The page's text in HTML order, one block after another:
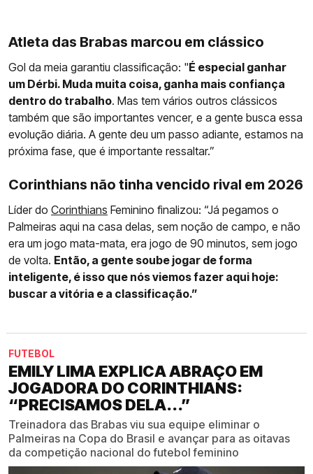
Atleta das Brabas marcou em clássico
Gol da meia garantiu classificação: "É especial ganhar
um Dérbi. Muda muita coisa, ganha mais confiança
dentro do trabalho. Mas tem vários outros clássicos
também que são importantes vencer, e a gente busca essa
evolução diária. A gente deu um passo adiante, estamos na
próxima fase, que é importante ressaltar.”
Corinthians não tinha vencido rival em 2026
Líder do Corinthians Feminino finalizou: “Já pegamos o
Palmeiras aqui na casa delas, sem noção de campo, e não
era um jogo mata-mata, era jogo de 90 minutos, sem jogo
de volta. Então, a gente soube jogar de forma
inteligente, é isso que nós viemos fazer aqui hoje:
buscar a vitória e a classificação.”
FUTEBOL
EMILY LIMA EXPLICA ABRAÇO EM
JOGADORA DO CORINTHIANS:
“PRECISAMOS DELA...”
Treinadora das Brabas viu sua equipe eliminar o
Palmeiras na Copa do Brasil e avançar para as oitavas
da competição nacional do futebol feminino